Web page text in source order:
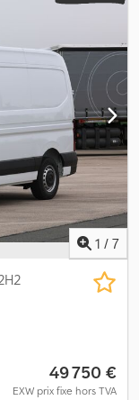
1 / 7
49 750 €
EXW prix fixe hors TVA